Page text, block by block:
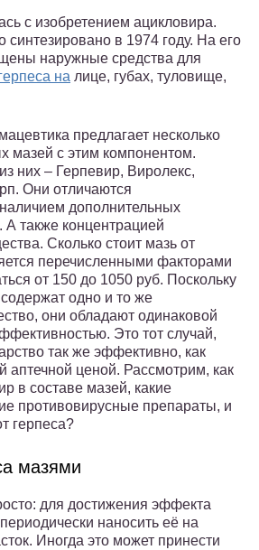
с изобретением ацикловира.
в 1974 году. На его
наружные средства для
на лице, губах, туловище,
предлагает несколько
мазей с этим компонентом.
них – Герпевир, Виролекс,
Они отличаются
дополнительных
А также концентрацией
Сколько стоит мазь от
перечисленными факторами
от 150 до 1050 руб. Поскольку
одно и то же
они обладают одинаковой
Это тот случай,
так же эффективно, как
аптечной ценой. Рассмотрим, как
в составе мазей, какие
противовирусные препараты, и
герпеса?
мазями
для достижения эффекта
наносить её на
Иногда это может принести